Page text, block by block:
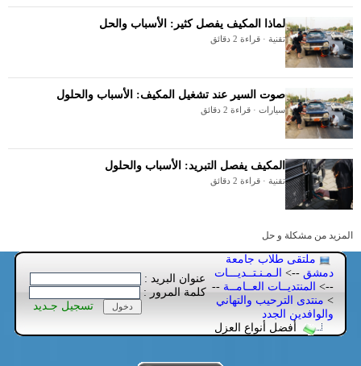
لماذا المكيف يفصل كثير: الأسباب والحل
تقنية · قراءة 2 دقائق
صوت السير عند تشغيل المكيف: الأسباب والحلول
سيارات · قراءة 2 دقائق
المكيف يفصل التبريد: الأسباب والحلول
تقنية · قراءة 2 دقائق
المزيد من مشكلة و حل
ملتقى طلاب جامعة
دمشق --> الـمـنـتــديـــات
--> المنتديــات العــامــة --
> منتدى الترحيب والتهاني
والوافدين الجدد
أفضل أنواع العزل
عنوان البريد :
كلمة المرور :
تسجيل جـديد